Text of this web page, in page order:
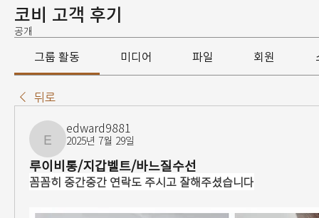
코비 고객 후기
공개
그룹 활동 미디어 파일 회원
뒤로
edward9881
edward9881
2025년 7월 29일
루이비통/지갑벨트/바느질수선
꼼꼼히 중간중간 연락도 주시고 잘해주셨습니다